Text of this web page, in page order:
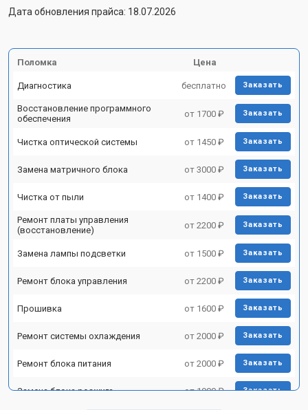
Дата обновления прайса: 18.07.2026
Поломка Цена
Диагностика бесплатно Заказать
Восстановление программного
обеспечения
от 1700 ₽ Заказать
Чистка оптической системы от 1450 ₽ Заказать
Замена матричного блока от 3000 ₽ Заказать
Чистка от пыли от 1400 ₽ Заказать
Ремонт платы управления
(восстановление)
от 2200 ₽ Заказать
Замена лампы подсветки от 1500 ₽ Заказать
Ремонт блока управления от 2200 ₽ Заказать
Прошивка от 1600 ₽ Заказать
Ремонт системы охлаждения от 2000 ₽ Заказать
Ремонт блока питания от 2000 ₽ Заказать
Замена блока розжига от 1900 ₽ Заказать